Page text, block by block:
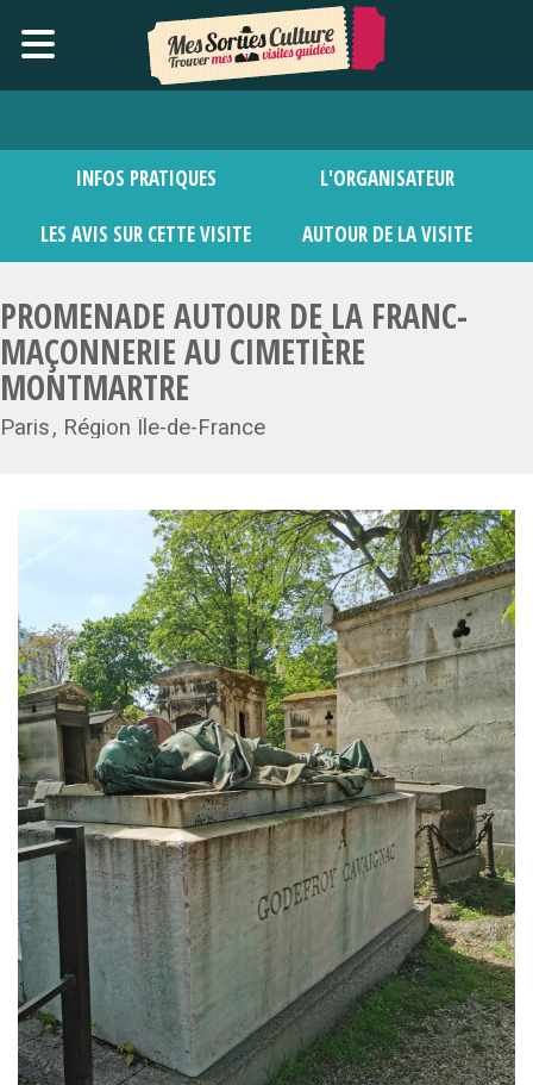
INFOS PRATIQUES L'ORGANISATEUR
LES AVIS SUR CETTE VISITE AUTOUR DE LA VISITE
PROMENADE AUTOUR DE LA FRANC-
MAÇONNERIE AU CIMETIÈRE
MONTMARTRE
Paris Région Île-de-France